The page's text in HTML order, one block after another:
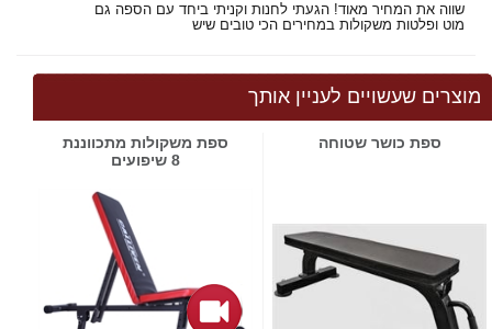
שווה את המחיר מאוד! הגעתי לחנות וקניתי ביחד עם הספה גם
מוט ופלטות משקולות במחירים הכי טובים שיש
מוצרים שעשויים לעניין אותך
ספת כושר שטוחה
ספת משקולות מתכווננת
8 שיפועים